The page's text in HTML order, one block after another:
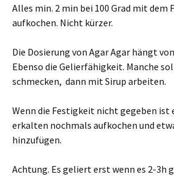
Alles min. 2 min bei 100 Grad mit dem
aufkochen. Nicht kürzer.
Die Dosierung von Agar Agar hängt
Ebenso die Gelierfähigkeit. Manche
schmecken, dann mit Sirup arbeiten.
Wenn die Festigkeit nicht gegeben ist
erkalten nochmals aufkochen und
hinzufügen.
Achtung. Es geliert erst wenn es 2-3h